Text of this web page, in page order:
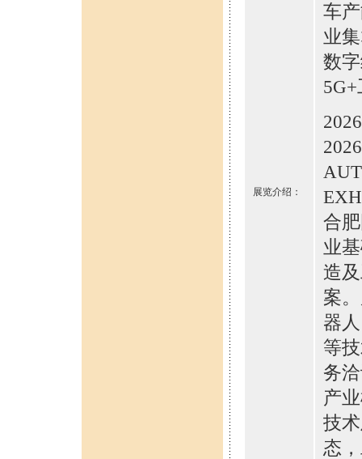
展览介绍：
车
业
数
合
业
造
案
器
等
务
产
技
态